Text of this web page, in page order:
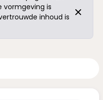
vormgeving is
inhoud is